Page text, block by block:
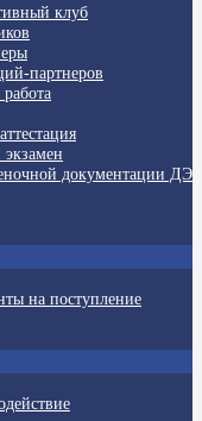
клуб
партнеров
документации ДЭ
на поступление